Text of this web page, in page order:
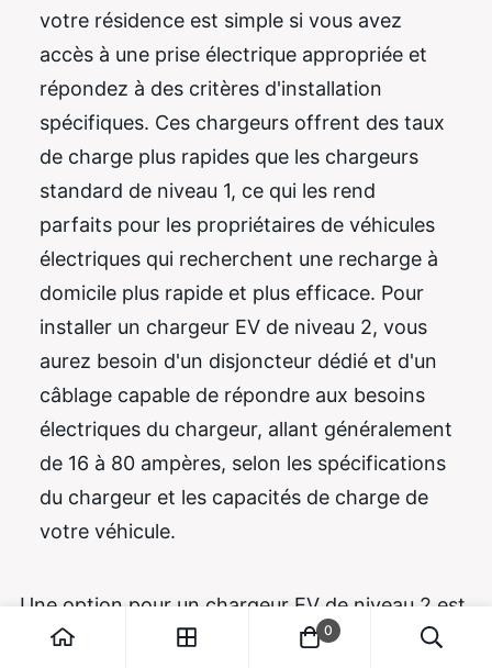
votre résidence est simple si vous avez
accès à une prise électrique appropriée et
répondez à des critères d'installation
spécifiques. Ces chargeurs offrent des taux
de charge plus rapides que les chargeurs
standard de niveau 1, ce qui les rend
parfaits pour les propriétaires de véhicules
électriques qui recherchent une recharge à
domicile plus rapide et plus efficace. Pour
installer un chargeur EV de niveau 2, vous
aurez besoin d'un disjoncteur dédié et d'un
câblage capable de répondre aux besoins
électriques du chargeur, allant généralement
de 16 à 80 ampères, selon les spécifications
du chargeur et les capacités de charge de
votre véhicule.
Une option pour un chargeur EV de niveau 2 est
le chargeur Amproad EV, qui offre des solutions
0